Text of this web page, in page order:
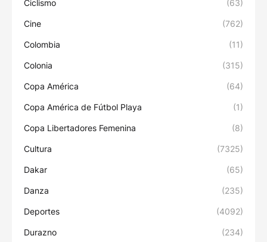
Ciclismo (63)
Cine (762)
Colombia (11)
Colonia (315)
Copa América (64)
Copa América de Fútbol Playa (1)
Copa Libertadores Femenina (8)
Cultura (7325)
Dakar (65)
Danza (235)
Deportes (4092)
Durazno (234)